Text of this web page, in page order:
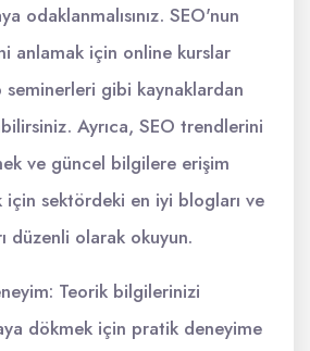
odaklanmalısınız. SEO'nun
anlamak için online kurslar
seminerleri gibi kaynaklardan
Ayrıca, SEO trendlerini
ve güncel bilgilere erişim
için sektördeki en iyi blogları ve
düzenli olarak okuyun.
Teorik bilgilerinizi
dökmek için pratik deneyime